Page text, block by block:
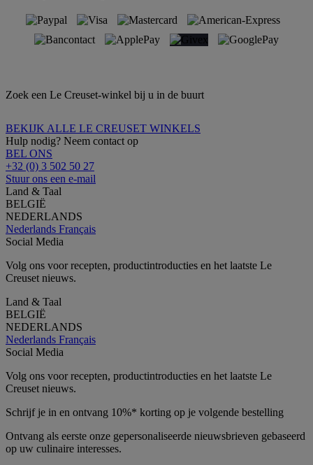
Zoek een Le Creuset-winkel bij u in de buurt
BEKIJK ALLE LE CREUSET WINKELS
Hulp nodig? Neem contact op
BEL ONS
+32 (0) 3 502 50 27
Stuur ons een e-mail
Land & Taal
BELGIË
NEDERLANDS
Nederlands Français
Social Media
Volg ons voor recepten, productintroducties en het laatste Le
Creuset nieuws.
Land & Taal
BELGIË
NEDERLANDS
Nederlands Français
Social Media
Volg ons voor recepten, productintroducties en het laatste Le
Creuset nieuws.
Schrijf je in en ontvang 10%* korting op je volgende bestelling
Ontvang als eerste onze gepersonaliseerde nieuwsbrieven gebaseerd
op uw culinaire interesses.